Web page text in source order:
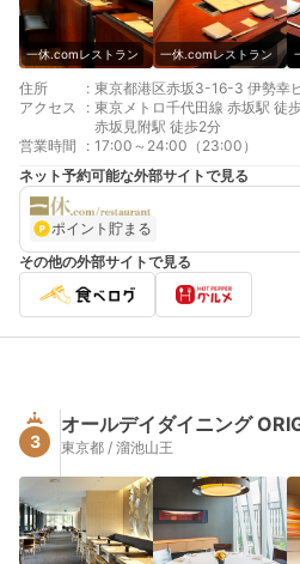
一休.comレストラン 一休.comレストラン
住所 : 東京都港区赤坂3-16-3 伊勢幸
アクセス
: 東京メトロ千代田線 赤坂駅 徒
赤坂見附駅 徒歩2分
営業時間
: 17:00～24:00（23:00）
ネット予約可能な外部サイトで見る
ポイント貯まる
その他の外部サイトで見る
3
オールデイダイニング
東京都 / 溜池山王